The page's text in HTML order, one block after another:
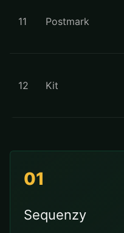
11 Postmark
12 Kit
01
Sequenzy